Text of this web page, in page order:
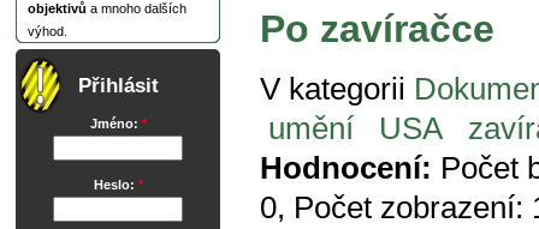
objektivů a mnoho dalších
výhod.
Přihlásit
Jméno: *
Heslo: *
Po zavíračce
V kategorii
umění
USA
Hodnocení: Počet
0, Počet zobrazení: